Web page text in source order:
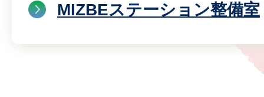
MIZBEステーション整備室